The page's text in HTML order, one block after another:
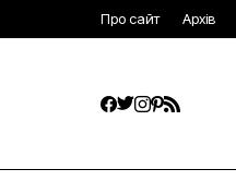
Про сайт Архів